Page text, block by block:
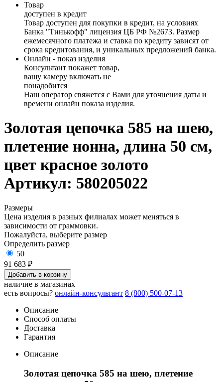
Товар
доступен в кредит
Товар доступен для покупки в кредит, на условиях
Банка "Тинькофф" лицензия ЦБ РФ №2673. Размер
ежемесячного платежа и ставка по кредиту зависят от
срока кредитования, и уникальных предложений банка.
Онлайн - показ изделия
Консультант покажет товар,
вашу камеру включать не
понадобится
Наш оператор свяжется с Вами для уточнения даты и
времени онлайн показа изделия.
Золотая цепочка 585 на шею,
плетение нонна, длина 50 см,
цвет красное золото
Артикул: 580205022
Размеры
Цена изделия в разных филиалах может меняться в
зависимости от граммовки.
Пожалуйста, выберите размер
Определить размер
50
91 683 ₽
Добавить в корзину
наличие в магазинах
есть вопросы? онлайн-консультант 8 (800) 500-07-13
Описание
Способ оплаты
Доставка
Гарантия
Описание
Золотая цепочка 585 на шею, плетение